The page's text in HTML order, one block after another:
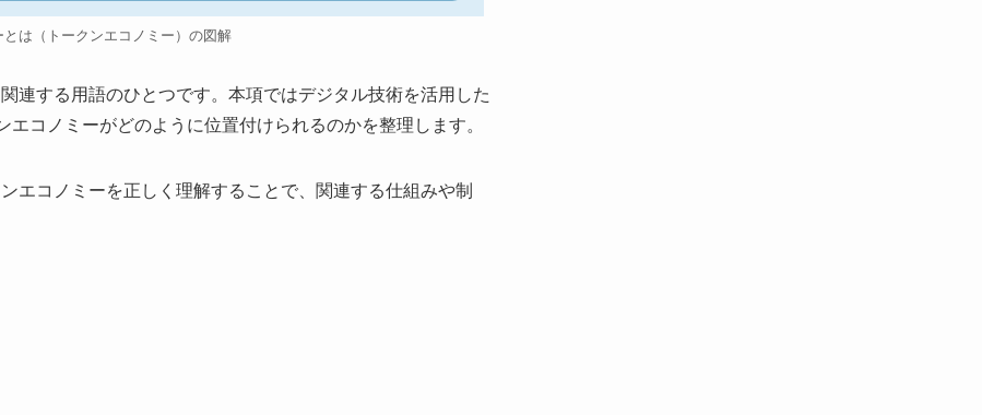
とは（トークンエコノミー）の図解
連する用語のひとつです。本項ではデジタル技術を活用した
コノミーがどのように位置付けられるのかを整理します。
エコノミーを正しく理解することで、関連する仕組みや制